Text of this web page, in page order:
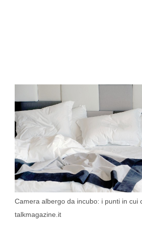
Camera albergo da incubo: i punti in cui
talkmagazine.it